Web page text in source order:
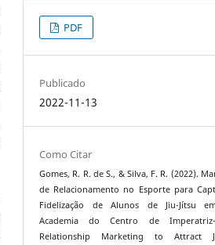
PDF
Publicado
2022-11-13
Como Citar
Gomes, R. R. de S., & Silva, F. R. (2022).
de Relacionamento no Esporte para
Fidelização de Alunos de Jiu-Jítsu
Academia do Centro de
Relationship Marketing to Attract